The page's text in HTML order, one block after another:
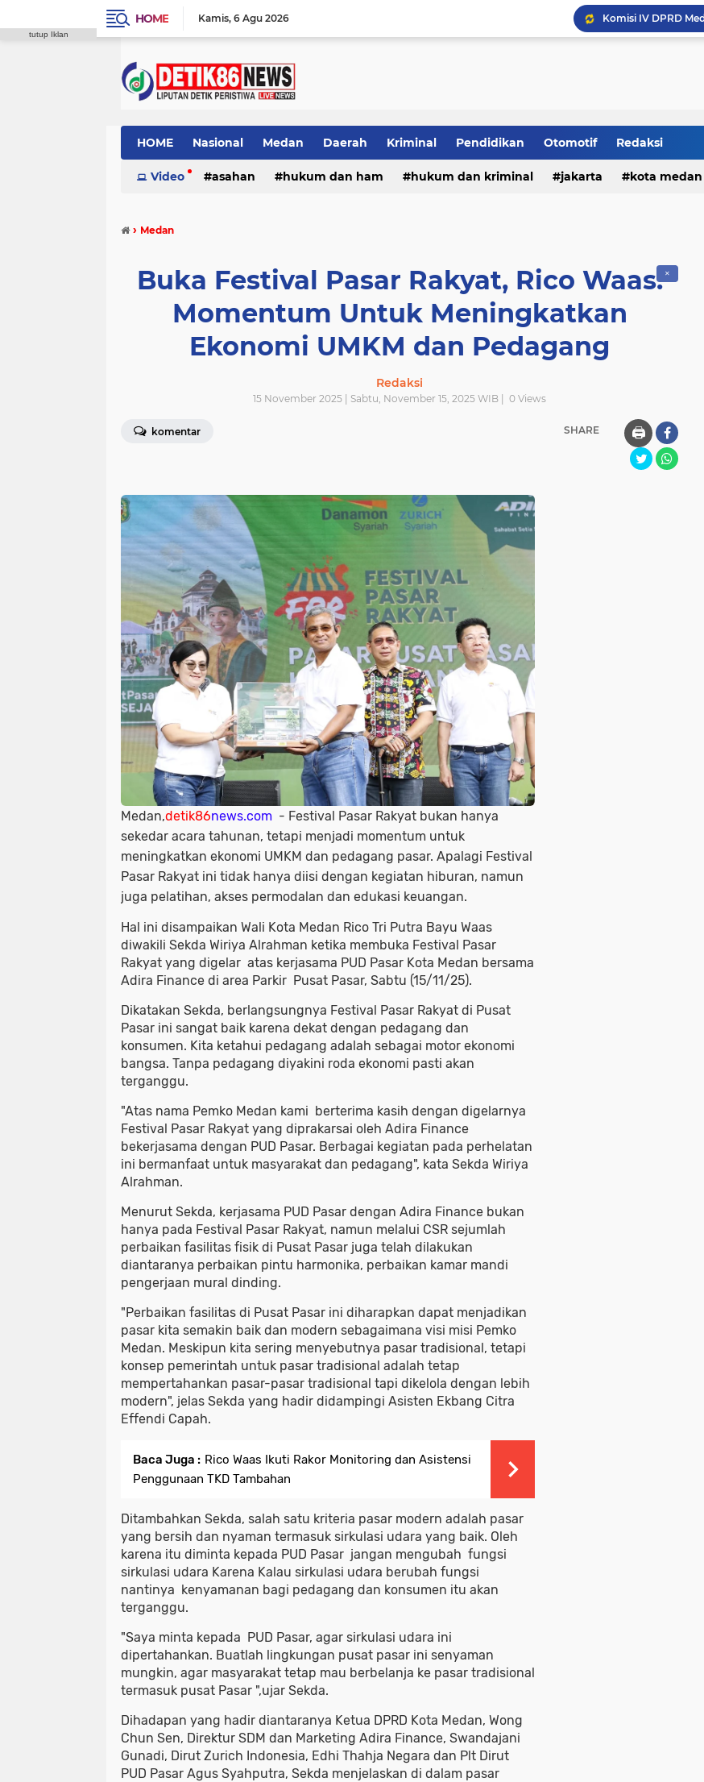
HOME Kamis 6 Agu 2026
HOME Nasional Medan Daerah Kriminal Pendidikan Otomotif Redaksi
Video asahan hukum dan ham hukum dan kriminal jakarta kota medan
› Medan
✕
Buka Festival Pasar Rakyat, Rico Waas:
Momentum Untuk Meningkatkan
Ekonomi UMKM dan Pedagang
Redaksi
15 November 2025 | Sabtu, November 15, 2025 WIB | 0 Views
komentar SHARE 🖨️
Medan,detik86news.com - Festival Pasar Rakyat bukan hanya
sekedar acara tahunan, tetapi menjadi momentum untuk
meningkatkan ekonomi UMKM dan pedagang pasar. Apalagi Festival
Pasar Rakyat ini tidak hanya diisi dengan kegiatan hiburan, namun
juga pelatihan, akses permodalan dan edukasi keuangan.
Hal ini disampaikan Wali Kota Medan Rico Tri Putra Bayu Waas
diwakili Sekda Wiriya Alrahman ketika membuka Festival Pasar
Rakyat yang digelar atas kerjasama PUD Pasar Kota Medan bersama
Adira Finance di area Parkir Pusat Pasar, Sabtu (15/11/25).
Dikatakan Sekda, berlangsungnya Festival Pasar Rakyat di Pusat
Pasar ini sangat baik karena dekat dengan pedagang dan
konsumen. Kita ketahui pedagang adalah sebagai motor ekonomi
bangsa. Tanpa pedagang diyakini roda ekonomi pasti akan
terganggu.
"Atas nama Pemko Medan kami berterima kasih dengan digelarnya
Festival Pasar Rakyat yang diprakarsai oleh Adira Finance
bekerjasama dengan PUD Pasar. Berbagai kegiatan pada perhelatan
ini bermanfaat untuk masyarakat dan pedagang", kata Sekda Wiriya
Alrahman.
Menurut Sekda, kerjasama PUD Pasar dengan Adira Finance bukan
hanya pada Festival Pasar Rakyat, namun melalui CSR sejumlah
perbaikan fasilitas fisik di Pusat Pasar juga telah dilakukan
diantaranya perbaikan pintu harmonika, perbaikan kamar mandi
pengerjaan mural dinding.
"Perbaikan fasilitas di Pusat Pasar ini diharapkan dapat menjadikan
pasar kita semakin baik dan modern sebagaimana visi misi Pemko
Medan. Meskipun kita sering menyebutnya pasar tradisional, tetapi
konsep pemerintah untuk pasar tradisional adalah tetap
mempertahankan pasar-pasar tradisional tapi dikelola dengan lebih
modern", jelas Sekda yang hadir didampingi Asisten Ekbang Citra
Effendi Capah.
Baca Juga : Rico Waas Ikuti Rakor Monitoring dan Asistensi
Penggunaan TKD Tambahan
Ditambahkan Sekda, salah satu kriteria pasar modern adalah pasar
yang bersih dan nyaman termasuk sirkulasi udara yang baik. Oleh
karena itu diminta kepada PUD Pasar jangan mengubah fungsi
sirkulasi udara Karena Kalau sirkulasi udara berubah fungsi
nantinya kenyamanan bagi pedagang dan konsumen itu akan
terganggu.
"Saya minta kepada PUD Pasar, agar sirkulasi udara ini
dipertahankan. Buatlah lingkungan pusat pasar ini senyaman
mungkin, agar masyarakat tetap mau berbelanja ke pasar tradisional
termasuk pusat Pasar ",ujar Sekda.
Dihadapan yang hadir diantaranya Ketua DPRD Kota Medan, Wong
Chun Sen, Direktur SDM dan Marketing Adira Finance, Swandajani
Gunadi, Dirut Zurich Indonesia, Edhi Thahja Negara dan Plt Dirut
PUD Pasar Agus Syahputra, Sekda menjelaskan di dalam pasar
tutup Iklan